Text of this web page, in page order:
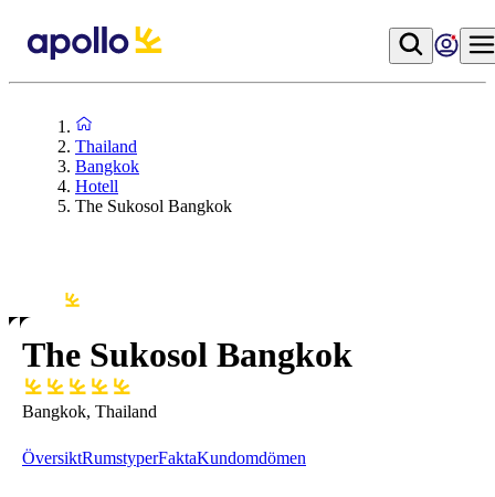
Thailand
Bangkok
Hotell
The Sukosol Bangkok
The Sukosol Bangkok
Bangkok, Thailand
ÖversiktRumstyperFaktaKundomdömen